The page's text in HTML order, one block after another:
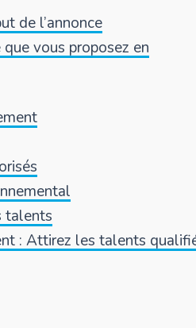
de l’annonce
vous proposez en
talents
: Attirez les talents